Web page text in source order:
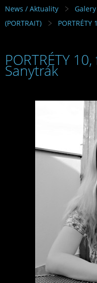
News / Aktuality
(PORTRAIT)
PORTRÉTY
Sanytrák